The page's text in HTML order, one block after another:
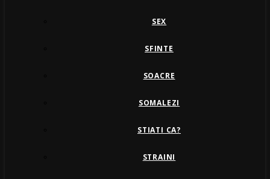
SEX
SFINTE
SOACRE
SOMALEZI
STIATI CA?
STRAINI